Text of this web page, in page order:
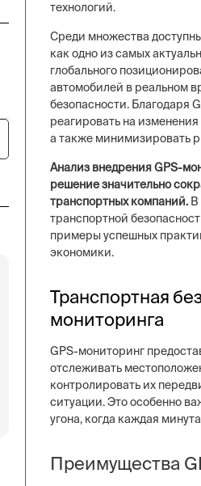
Engineering
Технические системы безопасности
аудит систем, видеонаблюдение,
технологий.
Среди множества
как одно из самых
глобального
автомобилей в реальном
безопасности. Благодаря
реагировать на
а также минимизировать
Анализ внедрения GPS-
решение значительно
транспортных компаний. В
транспортной
примеры успешных
экономики.
Транспортная
мониторинга
GPS-мониторинг
отслеживать
контролировать их
ситуации. Это особенно
угона, когда каждая
Преимущества